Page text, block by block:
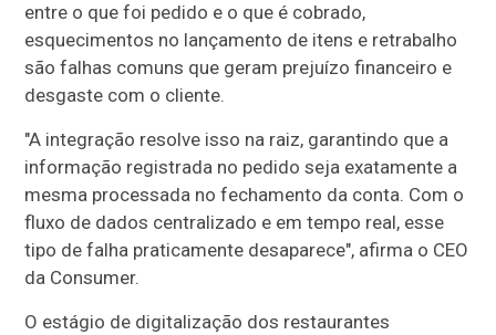
entre o que foi pedido e o que é cobrado,
esquecimentos no lançamento de itens e retrabalho
são falhas comuns que geram prejuízo financeiro e
desgaste com o cliente.
"A integração resolve isso na raiz, garantindo que a
informação registrada no pedido seja exatamente a
mesma processada no fechamento da conta. Com o
fluxo de dados centralizado e em tempo real, esse
tipo de falha praticamente desaparece", afirma o CEO
da Consumer.
O estágio de digitalização dos restaurantes